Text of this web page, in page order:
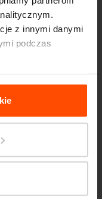
z innymi danymi
podczas
stroniePrinciples
Data